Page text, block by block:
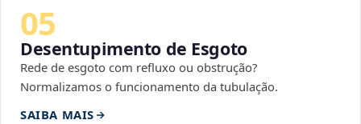
05
Desentupimento de Esgoto
Rede de esgoto com refluxo ou obstrução?
Normalizamos o funcionamento da tubulação.
SAIBA MAIS